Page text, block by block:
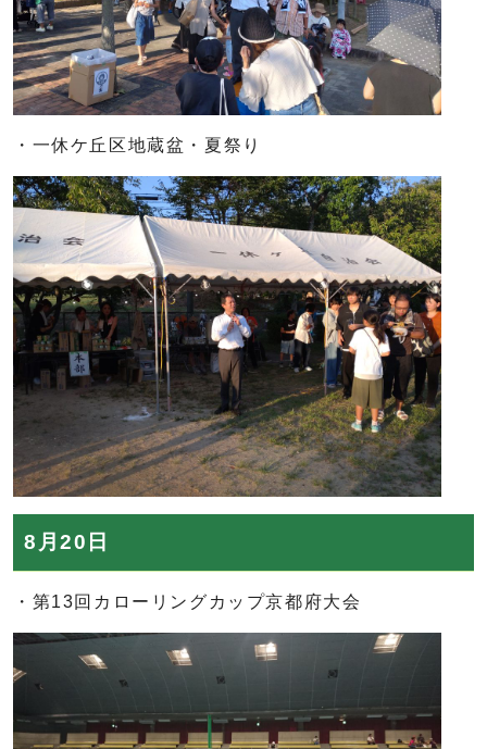
・一休ケ丘区地蔵盆・夏祭り
8月20日
・第13回カローリングカップ京都府大会